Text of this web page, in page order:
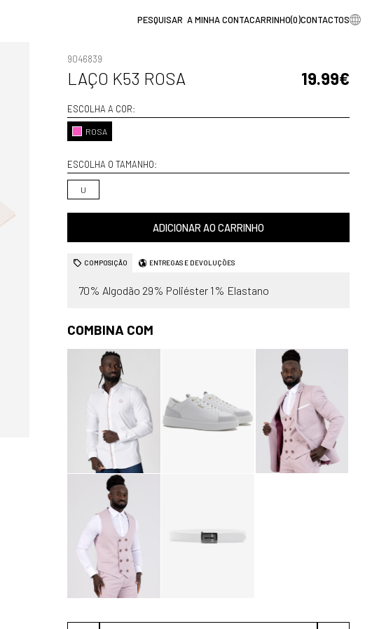
A MINHA CONTACARRINHO(0)CONTACTOS
9046839
LAÇO K53 ROSA 19.99€
ESCOLHA A COR:
ROSA
ESCOLHA O TAMANHO:
U
ADICIONAR AO CARRINHO
COMPOSIÇÃO ENTREGAS E DEVOLUÇÕES
70% Algodão 29% Poliéster 1% Elastano
COMBINA COM